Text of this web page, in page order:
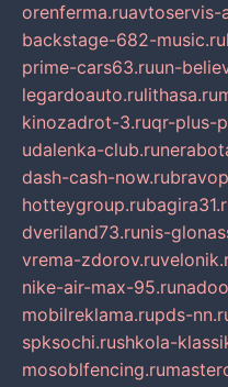
orenferma.ruavtoservis-
backstage-682-music.ru
prime-cars63.ruun-
legardoauto.rulithasa.ru
kinozadrot-3.ruqr-plus-
udalenka-club.ru
dash-cash-now.ru
hotteygroup.ru
dveriland73.runis-
vrema-zdorov.ru
nike-air-max-95.ru
mobilreklama.rupds-
spksochi.rushkola-
mosoblfencing.ru